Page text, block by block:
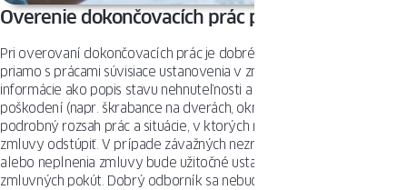
Overenie dokončovacích prác podľa zmluvy
Pri overovaní dokončovacích prác je dobré sa opierať o presnejšie a
priamo s prácami súvisiace ustanovenia v zmluve. Môžu to byť
informácie ako popis stavu nehnuteľnosti a prípadných existujúcich
poškodení (napr. škrabance na dverách, oknách, podlahách),
podrobný rozsah prác a situácie, v ktorých môžu obe strany od
zmluvy odstúpiť. V prípade závažných nezrovnalostí, omeškaní
alebo neplnenia zmluvy bude užitočné ustanovenie o výške
zmluvných pokút. Dobrý odborník sa nebude báť podpísať zmluvu s